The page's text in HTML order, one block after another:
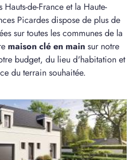
Hauts-de-France et la Haute-
Picardes dispose de plus de
sur toutes les communes de la
maison clé en mainsur notre
budget, du lieu d'habitation et
du terrain souhaitée.